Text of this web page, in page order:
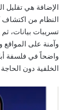
الإضافة هي تقليل
النظام من اكتشاف
تسريبات بيانات، ثم
وآمنة على
واضحاً في فلسفة
الخلفية دون